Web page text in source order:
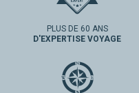
PLUS DE 60 ANS
D'EXPERTISE VOYAGE